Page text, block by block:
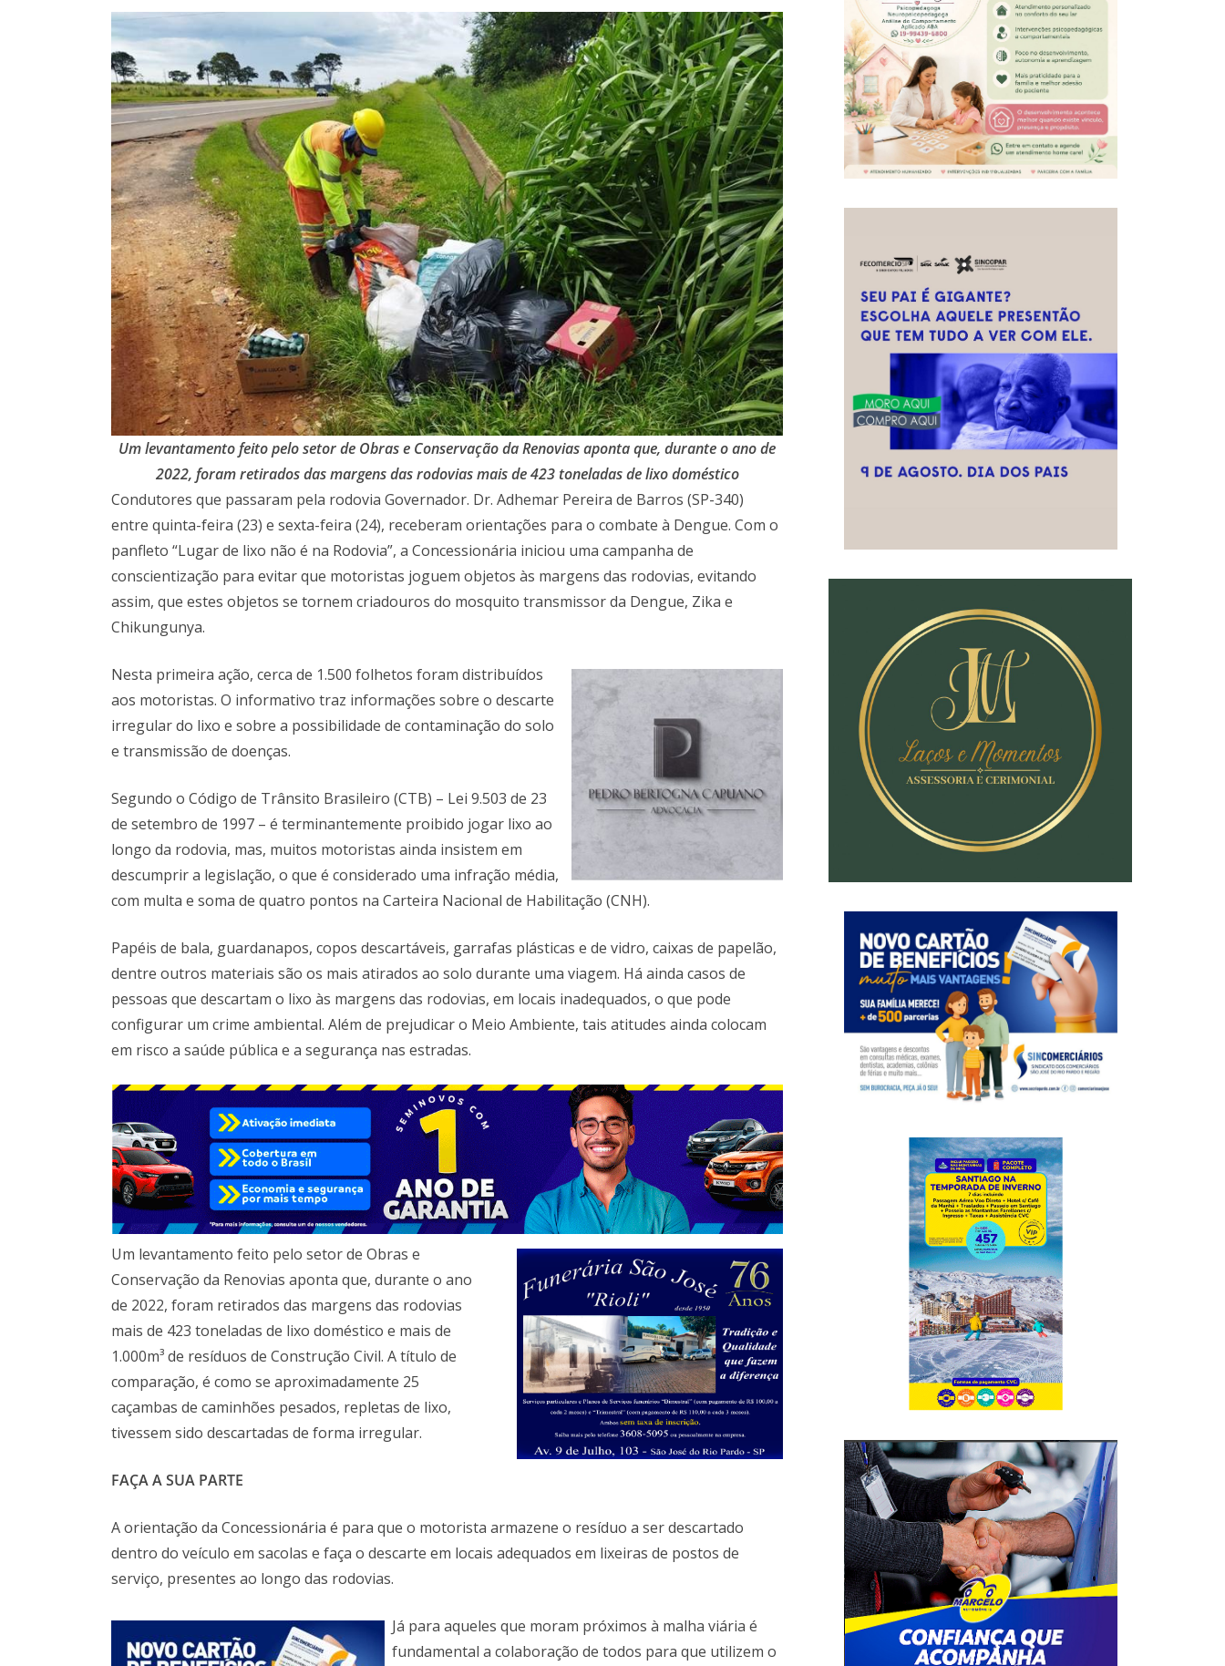
Um levantamento feito pelo setor de Obras e Conservação da Renovias aponta que, durante o ano de
2022, foram retirados das margens das rodovias mais de 423 toneladas de lixo doméstico
Condutores que passaram pela rodovia Governador. Dr. Adhemar Pereira de Barros (SP-340)
entre quinta-feira (23) e sexta-feira (24), receberam orientações para o combate à Dengue. Com o
panfleto “Lugar de lixo não é na Rodovia”, a Concessionária iniciou uma campanha de
conscientização para evitar que motoristas joguem objetos às margens das rodovias, evitando
assim, que estes objetos se tornem criadouros do mosquito transmissor da Dengue, Zika e
Chikungunya.
Nesta primeira ação, cerca de 1.500 folhetos foram distribuídos
aos motoristas. O informativo traz informações sobre o descarte
irregular do lixo e sobre a possibilidade de contaminação do solo
e transmissão de doenças.
Segundo o Código de Trânsito Brasileiro (CTB) – Lei 9.503 de 23
de setembro de 1997 – é terminantemente proibido jogar lixo ao
longo da rodovia, mas, muitos motoristas ainda insistem em
descumprir a legislação, o que é considerado uma infração média,
com multa e soma de quatro pontos na Carteira Nacional de Habilitação (CNH).
Papéis de bala, guardanapos, copos descartáveis, garrafas plásticas e de vidro, caixas de papelão,
dentre outros materiais são os mais atirados ao solo durante uma viagem. Há ainda casos de
pessoas que descartam o lixo às margens das rodovias, em locais inadequados, o que pode
configurar um crime ambiental. Além de prejudicar o Meio Ambiente, tais atitudes ainda colocam
em risco a saúde pública e a segurança nas estradas.
Um levantamento feito pelo setor de Obras e
Conservação da Renovias aponta que, durante o ano
de 2022, foram retirados das margens das rodovias
mais de 423 toneladas de lixo doméstico e mais de
1.000m³ de resíduos de Construção Civil. A título de
comparação, é como se aproximadamente 25
caçambas de caminhões pesados, repletas de lixo,
tivessem sido descartadas de forma irregular.
FAÇA A SUA PARTE
A orientação da Concessionária é para que o motorista armazene o resíduo a ser descartado
dentro do veículo em sacolas e faça o descarte em locais adequados em lixeiras de postos de
serviço, presentes ao longo das rodovias.
Já para aqueles que moram próximos à malha viária é
fundamental a colaboração de todos para que utilizem o